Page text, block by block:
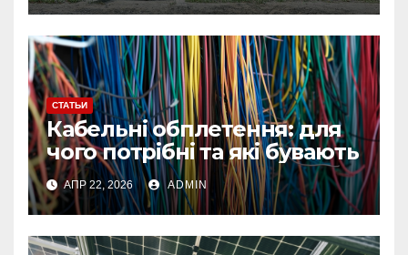
СТАТЬИ
Кабельні обплетення: для
чого потрібні та які бувають
АПР 22, 2026 ADMIN